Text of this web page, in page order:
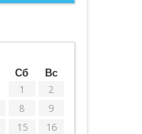
Сб
Вс
1
2
8
9
15
16